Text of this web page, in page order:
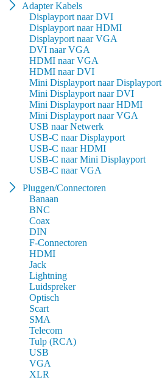
Adapter Kabels
Displayport naar DVI
Displayport naar HDMI
Displayport naar VGA
DVI naar VGA
HDMI naar VGA
HDMI naar DVI
Mini Displayport naar Displayport
Mini Displayport naar DVI
Mini Displayport naar HDMI
Mini Displayport naar VGA
USB naar Netwerk
USB-C naar Displayport
USB-C naar HDMI
USB-C naar Mini Displayport
USB-C naar VGA
Pluggen/Connectoren
Banaan
BNC
Coax
DIN
F-Connectoren
HDMI
Jack
Lightning
Luidspreker
Optisch
Scart
SMA
Telecom
Tulp (RCA)
USB
VGA
XLR